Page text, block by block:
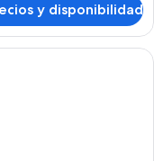
y disponibilidad
de hotel con cama, dos